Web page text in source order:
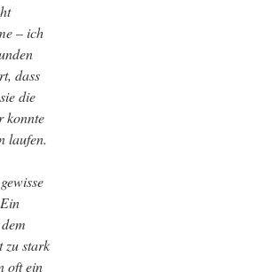
– ich
dass
die
konnte
laufen.
zu stark
oft ein